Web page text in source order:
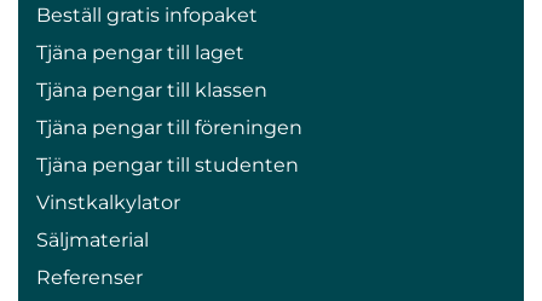
Beställ gratis infopaket
Tjäna pengar till laget
Tjäna pengar till klassen
Tjäna pengar till föreningen
Tjäna pengar till studenten
Vinstkalkylator
Säljmaterial
Referenser